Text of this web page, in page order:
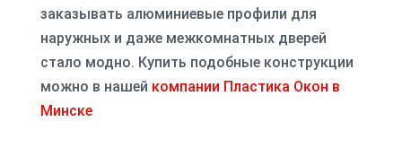
заказывать алюминиевые профили для
наружных и даже межкомнатных дверей
стало модно. Купить подобные конструкции
можно в нашей компании Пластика Окон в
Минске